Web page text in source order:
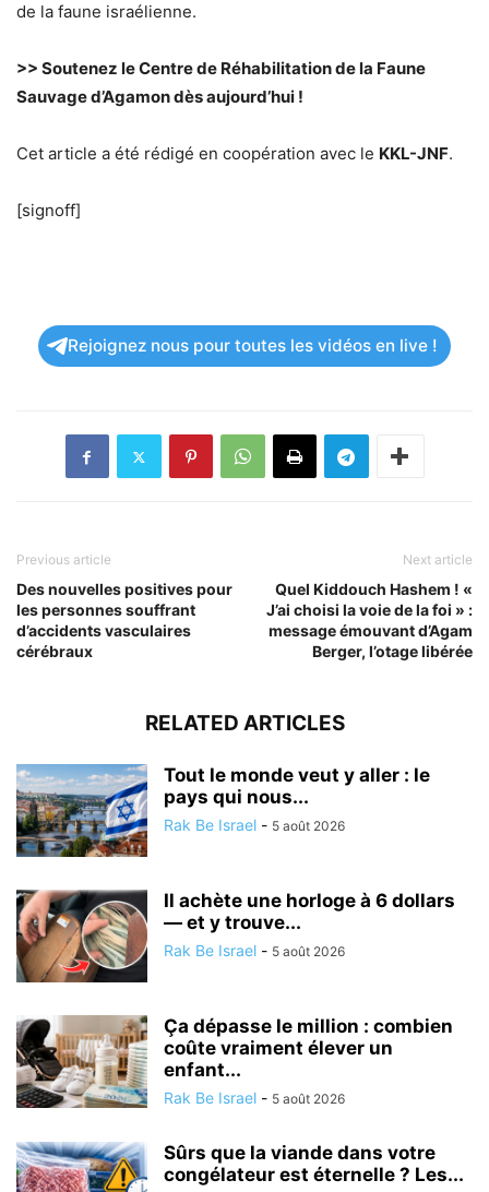
de la faune israélienne.
>> Soutenez le Centre de Réhabilitation de la Faune
Sauvage d’Agamon dès aujourd’hui !
Cet article a été rédigé en coopération avec le KKL-JNF.
[signoff]
Rejoignez nous pour toutes les vidéos en live !
Previous article
Des nouvelles positives pour
les personnes souffrant
d’accidents vasculaires
cérébraux
Next article
Quel Kiddouch Hashem ! «
J’ai choisi la voie de la foi » :
message émouvant d’Agam
Berger, l’otage libérée
RELATED ARTICLES
Tout le monde veut y aller : le
pays qui nous...
Rak Be Israel - 5 août 2026
Il achète une horloge à 6 dollars
— et y trouve...
Rak Be Israel - 5 août 2026
Ça dépasse le million : combien
coûte vraiment élever un
enfant...
Rak Be Israel - 5 août 2026
Sûrs que la viande dans votre
congélateur est éternelle ? Les...